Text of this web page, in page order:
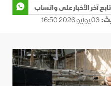
تابع آخر الأخبار على واتساب
03 يونيو 2026 16:50